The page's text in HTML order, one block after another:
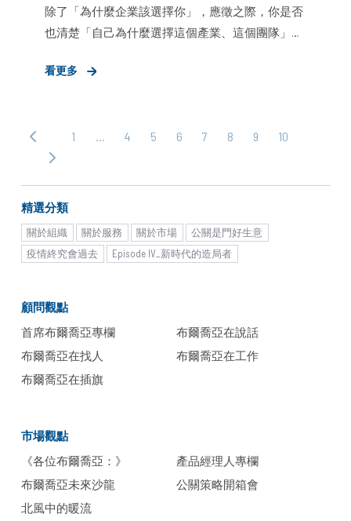
除了「為什麼企業該選擇你」，應徵之際，你是否
也清楚「自己為什麼選擇這個產業、這個團隊」？
券；但唯有後者，可在面臨挫折及挑戰時，為自己
看更多
‹ 上
1 4 5 6 7 8 9 10
下
頁 ›
精選分類
關於組織 關於服務 關於市場
公關是門好生意
疫情終究會過去
Episode IV_新時代的造局者
顧問觀點
首席布爾喬亞專欄
布爾喬亞在說話
布爾喬亞在找人
布爾喬亞在工作
布爾喬亞在插旗
市場觀點
《各位布爾喬亞：》
產品經理人專欄
布爾喬亞未來沙龍
公關策略開箱會
北風中的暖流